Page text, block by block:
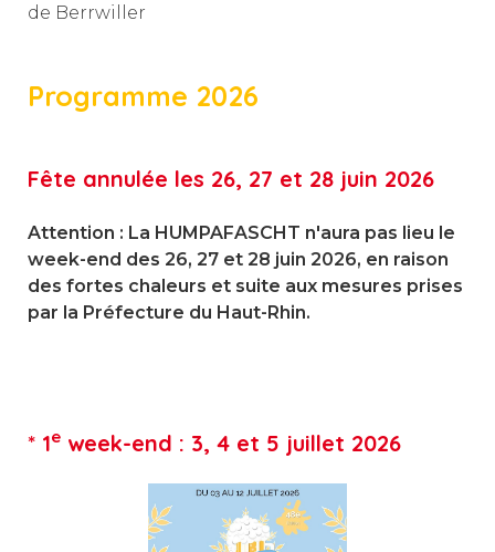
de Berrwiller
Programme 2026
Fête annulée les 26, 27 et 28 juin 2026
Attention : La HUMPAFASCHT n'aura pas lieu le
week-end des 26, 27 et 28 juin 2026, en raison
des fortes chaleurs et suite aux mesures prises
par la Préfecture du Haut-Rhin.
* 1e week-end : 3, 4 et 5 juillet 2026